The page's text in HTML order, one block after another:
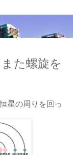
た螺旋を
星の周りを回っ